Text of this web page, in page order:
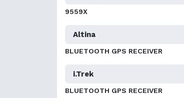
9559X
Altina
BLUETOOTH GPS RECEIVER
i.Trek
BLUETOOTH GPS RECEIVER